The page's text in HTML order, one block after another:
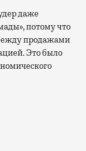
даже
потому что
продажами
Это было
что в Москве